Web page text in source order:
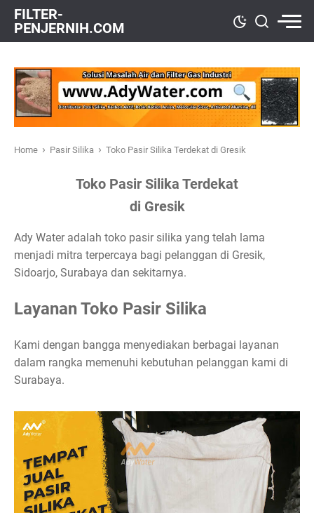
FILTER-
PENJERNIH.COM
Home › Pasir Silika › Toko Pasir Silika Terdekat di Gresik
Toko Pasir Silika Terdekat
di Gresik
Ady Water adalah toko pasir silika yang telah lama
menjadi mitra terpercaya bagi pelanggan di Gresik,
Sidoarjo, Surabaya dan sekitarnya.
Layanan Toko Pasir Silika
Kami dengan bangga menyediakan berbagai layanan
dalam rangka memenuhi kebutuhan pelanggan kami di
Surabaya.